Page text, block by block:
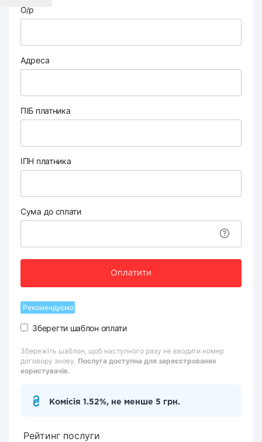
О/р
Адреса
ПІБ платника
ІПН платника
Сума до сплати
Оплатити
Рекомендуємо
Зберегти шаблон оплати
Збережіть шаблон, щоб наступного разу не вводити номер
договору знову. Послуга доступна для зареєстрованих
користувачів.
Комісія 1.52%, не менше 5 грн.
Рейтинг послуги